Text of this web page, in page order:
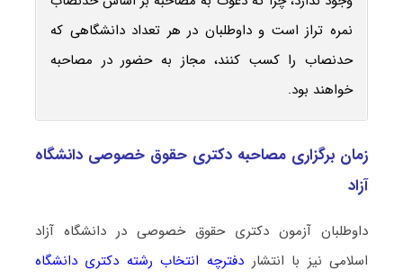
نمره تراز است و داوطلبان در هر تعداد دانشگاهی که
حدنصاب را کسب کنند، مجاز به حضور در مصاحبه
خواهند بود.
زمان برگزاری مصاحبه دکتری حقوق خصوصی دانشگاه
آزاد
داوطلبان آزمون دکتری حقوق خصوصی در دانشگاه آزاد
اسلامی نیز با انتشار دفترچه انتخاب رشته دکتری دانشگاه